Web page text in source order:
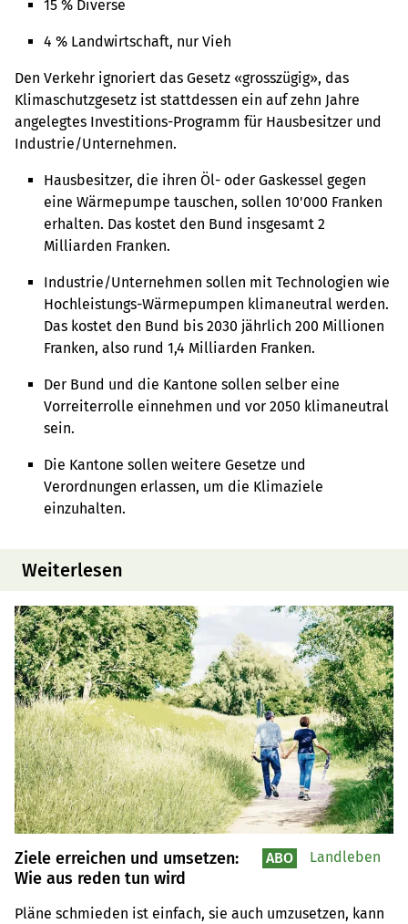
15 % Diverse
4 % Landwirtschaft, nur Vieh
Den Verkehr ignoriert das Gesetz «grosszügig», das
Klimaschutzgesetz ist stattdessen ein auf zehn Jahre
angelegtes Investitions-Programm für Hausbesitzer und
Industrie/Unternehmen.
Hausbesitzer, die ihren Öl- oder Gaskessel gegen
eine Wärmepumpe tauschen, sollen 10'000 Franken
erhalten. Das kostet den Bund insgesamt 2
Milliarden Franken.
Industrie/Unternehmen sollen mit Technologien wie
Hochleistungs-Wärmepumpen klimaneutral werden.
Das kostet den Bund bis 2030 jährlich 200 Millionen
Franken, also rund 1,4 Milliarden Franken.
Der Bund und die Kantone sollen selber eine
Vorreiterrolle einnehmen und vor 2050 klimaneutral
sein.
Die Kantone sollen weitere Gesetze und
Verordnungen erlassen, um die Klimaziele
einzuhalten.
Weiterlesen
Ziele erreichen und umsetzen:
Wie aus reden tun wird
Pläne schmieden ist einfach, sie auch umzusetzen, kann
ABO Landleben